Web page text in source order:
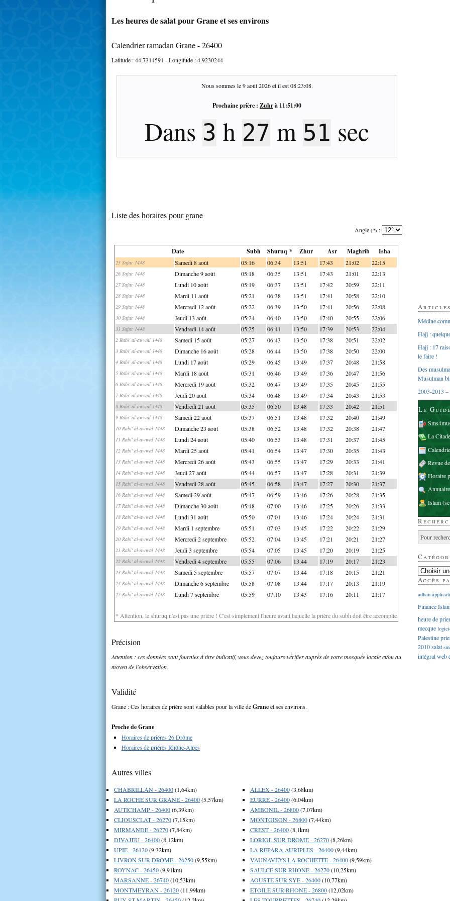
Les heures de salat pour Grane et ses environs
Calendrier ramadan Grane - 26400
Latitude :44.7314591 - Longitude :4.9230244
Nous sommes le9 août 2026et il est08:23:09.
Prochaine prière : Zuhrà 11:51:00
Dans 3 h 27 m 50 sec
Liste des horaires pour grane
Angle (?) :
Date Subh Shuruq * Zhur Asr Maghrib Isha
25 Safar 1448 Samedi 8 août 05:16 06:34 13:51 17:43 21:02 22:15
26 Safar 1448 Dimanche 9 août 05:18 06:35 13:51 17:43 21:01 22:13
27 Safar 1448 Lundi 10 août 05:19 06:37 13:51 17:42 20:59 22:11
28 Safar 1448 Mardi 11 août 05:21 06:38 13:51 17:41 20:58 22:10
29 Safar 1448 Mercredi 12 août 05:22 06:39 13:50 17:41 20:56 22:08
30 Safar 1448 Jeudi 13 août 05:24 06:40 13:50 17:40 20:55 22:06
31 Safar 1448 Vendredi 14 août 05:25 06:41 13:50 17:39 20:53 22:04
2 Rabi' al-awwal 1448 Samedi 15 août 05:27 06:43 13:50 17:38 20:51 22:02
3 Rabi' al-awwal 1448 Dimanche 16 août 05:28 06:44 13:50 17:38 20:50 22:00
4 Rabi' al-awwal 1448 Lundi 17 août 05:29 06:45 13:49 17:37 20:48 21:58
5 Rabi' al-awwal 1448 Mardi 18 août 05:31 06:46 13:49 17:36 20:47 21:56
6 Rabi' al-awwal 1448 Mercredi 19 août 05:32 06:47 13:49 17:35 20:45 21:55
7 Rabi' al-awwal 1448 Jeudi 20 août 05:34 06:48 13:49 17:34 20:43 21:53
8 Rabi' al-awwal 1448 Vendredi 21 août 05:35 06:50 13:48 17:33 20:42 21:51
9 Rabi' al-awwal 1448 Samedi 22 août 05:37 06:51 13:48 17:32 20:40 21:49
10 Rabi' al-awwal 1448 Dimanche 23 août 05:38 06:52 13:48 17:32 20:38 21:47
11 Rabi' al-awwal 1448 Lundi 24 août 05:40 06:53 13:48 17:31 20:37 21:45
12 Rabi' al-awwal 1448 Mardi 25 août 05:41 06:54 13:47 17:30 20:35 21:43
13 Rabi' al-awwal 1448 Mercredi 26 août 05:43 06:55 13:47 17:29 20:33 21:41
14 Rabi' al-awwal 1448 Jeudi 27 août 05:44 06:57 13:47 17:28 20:31 21:39
15 Rabi' al-awwal 1448 Vendredi 28 août 05:45 06:58 13:47 17:27 20:30 21:37
16 Rabi' al-awwal 1448 Samedi 29 août 05:47 06:59 13:46 17:26 20:28 21:35
17 Rabi' al-awwal 1448 Dimanche 30 août 05:48 07:00 13:46 17:25 20:26 21:33
18 Rabi' al-awwal 1448 Lundi 31 août 05:50 07:01 13:46 17:24 20:24 21:31
19 Rabi' al-awwal 1448 Mardi 1 septembre 05:51 07:03 13:45 17:22 20:22 21:29
20 Rabi' al-awwal 1448 Mercredi 2 septembre 05:52 07:04 13:45 17:21 20:21 21:27
21 Rabi' al-awwal 1448 Jeudi 3 septembre 05:54 07:05 13:45 17:20 20:19 21:25
22 Rabi' al-awwal 1448 Vendredi 4 septembre 05:55 07:06 13:44 17:19 20:17 21:23
23 Rabi' al-awwal 1448 Samedi 5 septembre 05:57 07:07 13:44 17:18 20:15 21:21
24 Rabi' al-awwal 1448 Dimanche 6 septembre 05:58 07:08 13:44 17:17 20:13 21:19
25 Rabi' al-awwal 1448 Lundi 7 septembre 05:59 07:10 13:43 17:16 20:11 21:17
* Attention, le shuruq n'est pas une prière ! C'est simplement l'heure avant laquelle la prière du subh doit être accomplie
Précision
Attention : ces données sont fournies à titre indicatif, vous devez toujours vérifier auprès de votre mosquée locale et/ou au
moyen de l'observation.
Validité
Grane : Ces horaires de prière sont valables pour la ville deGraneet ses environs.
Proche de Grane
Horaires de prières 26 Drôme
Horaires de prières Rhône-Alpes
Autres villes
CHABRILLAN - 26400(1,64km)
LA ROCHE SUR GRANE - 26400(5,57km)
AUTICHAMP - 26400(6,39km)
CLIOUSCLAT - 26270(7,15km)
MIRMANDE - 26270(7,84km)
DIVAJEU - 26400(8,12km)
UPIE - 26120(9,32km)
LIVRON SUR DROME - 26250(9,55km)
ROYNAC - 26450(9,91km)
MARSANNE - 26740(10,53km)
MONTMEYRAN - 26120(11,99km)
ALLEX - 26400(3,68km)
EURRE - 26400(6,04km)
AMBONIL - 26800(7,07km)
MONTOISON - 26800(7,44km)
CREST - 26400(8,1km)
LORIOL SUR DROME - 26270(8,26km)
LA REPARA AURIPLES - 26400(9,44km)
VAUNAVEYS LA ROCHETTE - 26400(9,59km)
SAULCE SUR RHONE - 26270(10,25km)
AOUSTE SUR SYE - 26400(10,77km)
ETOILE SUR RHONE - 26800(12,02km)
Médine
Hajj :
Hajj : 17
le faire !
Des
Musulman
2003-2013 –
Le
La
Revue
Horaire
Islam
Accès
adhan
Finance
heure de
mecque
Palestine
2010salat
intégralweb